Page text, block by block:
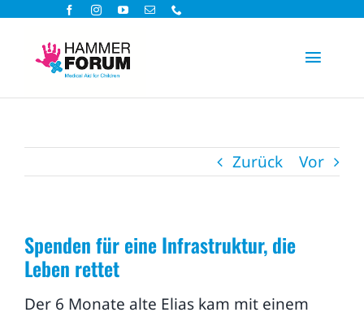
Zum
springen
Toggle
Spenden
Über uns
Zurück Vor
Spenden für eine Infrastruktur, die
Leben rettet
Der 6 Monate alte Elias kam mit einem